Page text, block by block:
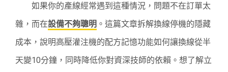
如果你的產線經常遇到這種情況，問題不在訂單太
雜，而在設備不夠聰明 。這篇文章拆解換線停機的隱藏
成本，說明高壓灌注機的配方記憶功能如何讓換線從半
天變10分鐘，同時降低你對資深技師的依賴。想了解立